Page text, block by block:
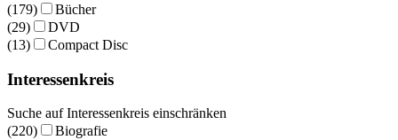
(179)
Bücher
(29)
DVD
(13)
Compact Disc
Interessenkreis
Suche auf Interessenkreis einschränken
(220)
Biografie